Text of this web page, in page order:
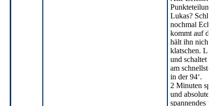
Punkteteilung
Lukas?
nochmal
kommt auf
hält ihn nicht
klatschen.
und schaltet
am
in der 94‘.
2 Minuten
und absolute
spannendes